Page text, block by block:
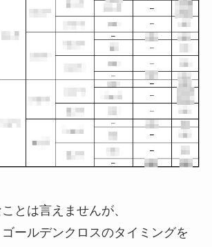
とは言えませんが、
ールデンクロスのタイミングを